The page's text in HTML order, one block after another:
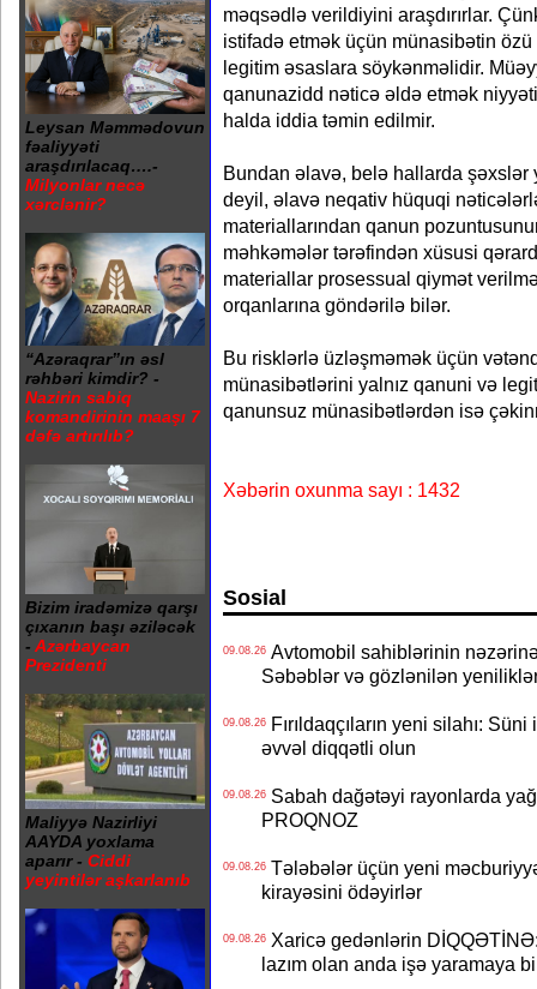
Leysan Məmmədovun
fəaliyyəti
araşdırılacaq….-
Milyonlar necə
xərclənir?
“Azəraqrar”ın əsl
rəhbəri kimdir? -
Nazirin sabiq
komandirinin maaşı 7
dəfə artırılıb?
Bizim iradəmizə qarşı
çıxanın başı əziləcək
- Azərbaycan
Prezidenti
Maliyyə Nazirliyi
AAYDA yoxlama
aparır - Ciddi
yeyintilər aşkarlanıb
məqsədlə verildiyini araşdırırlar.
istifadə etmək üçün münasibətin
legitim əsaslara söykənməlidir.
qanunazidd nəticə əldə etmək
halda iddia təmin edilmir.
Bundan əlavə, belə hallarda şəxslər
deyil, əlavə neqativ hüquqi
materiallarından qanun
məhkəmələr tərəfindən xüsusi
materiallar prosessual qiymət
orqanlarına göndərilə bilər.
Bu risklərlə üzləşməmək üçün
münasibətlərini yalnız qanuni və
qanunsuz münasibətlərdən isə
Xəbərin oxunma sayı : 1432
Sosial
09.08.26Avtomobil sahiblərinin
Səbəblər və gözlənilən
09.08.26Fırıldaqçıların yeni silahı:
əvvəl diqqətli olun
09.08.26Sabah dağətəyi rayonlarda
PROQNOZ
09.08.26Tələbələr üçün yeni
kirayəsini ödəyirlər
09.08.26Xaricə gedənlərin DİQQƏTİNƏ:
lazım olan anda işə yaramaya